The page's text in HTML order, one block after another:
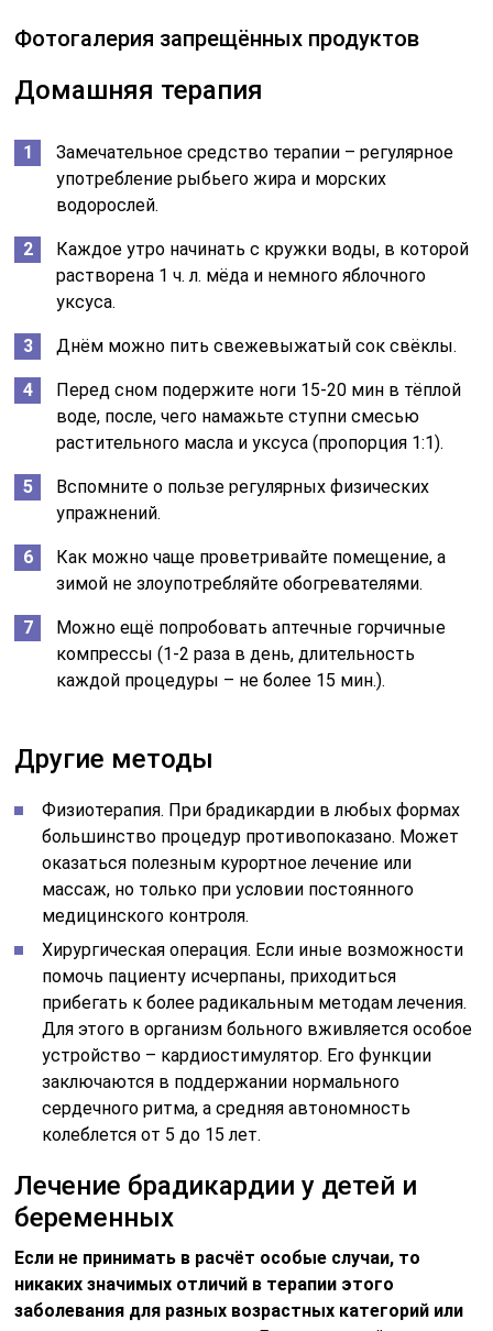
Фотогалерия запрещённых продуктов
Домашняя терапия
Замечательное средство терапии – регулярное
употребление рыбьего жира и морских
водорослей.
Каждое утро начинать с кружки воды, в которой
растворена 1 ч. л. мёда и немного яблочного
уксуса.
Днём можно пить свежевыжатый сок свёклы.
Перед сном подержите ноги 15-20 мин в тёплой
воде, после, чего намажьте ступни смесью
растительного масла и уксуса (пропорция 1:1).
Вспомните о пользе регулярных физических
упражнений.
Как можно чаще проветривайте помещение, а
зимой не злоупотребляйте обогревателями.
Можно ещё попробовать аптечные горчичные
компрессы (1-2 раза в день, длительность
каждой процедуры – не более 15 мин.).
Другие методы
Физиотерапия. При брадикардии в любых формах
большинство процедур противопоказано. Может
оказаться полезным курортное лечение или
массаж, но только при условии постоянного
медицинского контроля.
Хирургическая операция. Если иные возможности
помочь пациенту исчерпаны, приходиться
прибегать к более радикальным методам лечения.
Для этого в организм больного вживляется особое
устройство – кардиостимулятор. Его функции
заключаются в поддержании нормального
сердечного ритма, а средняя автономность
колеблется от 5 до 15 лет.
Лечение брадикардии у детей и
беременных
Если не принимать в расчёт особые случаи, то
никаких значимых отличий в терапии этого
заболевания для разных возрастных категорий или